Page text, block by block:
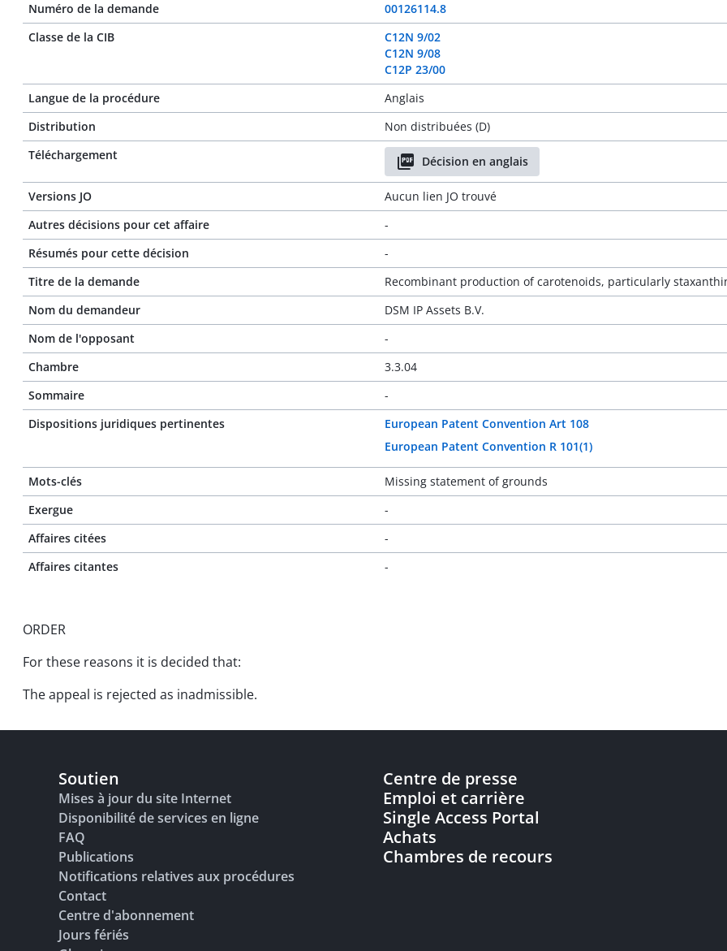
Numéro de la demande
00126114.8
Classe de la CIB
C12N 9/02
C12N 9/08
C12P 23/00
Langue de la procédure
Anglais
Distribution
Non distribuées (D)
Téléchargement
Décision en anglais
Versions JO
Aucun lien JO trouvé
Autres décisions pour cet affaire
-
Résumés pour cette décision
-
Titre de la demande
Recombinant production of carotenoids, particularly
Nom du demandeur
DSM IP Assets B.V.
Nom de l'opposant
-
Chambre
3.3.04
Sommaire
-
Dispositions juridiques pertinentes
European Patent Convention Art 108
European Patent Convention R 101(1)
Mots-clés
Missing statement of grounds
Exergue
-
Affaires citées
-
Affaires citantes
-
ORDER
For these reasons it is decided that:
The appeal is rejected as inadmissible.
Soutien
Mises à jour du site Internet
Disponibilité de services en ligne
FAQ
Publications
Notifications relatives aux procédures
Contact
Centre d'abonnement
Jours fériés
Centre de presse
Emploi et carrière
Single Access Portal
Achats
Chambres de recours